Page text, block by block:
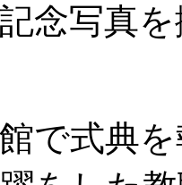
念写真
で式典